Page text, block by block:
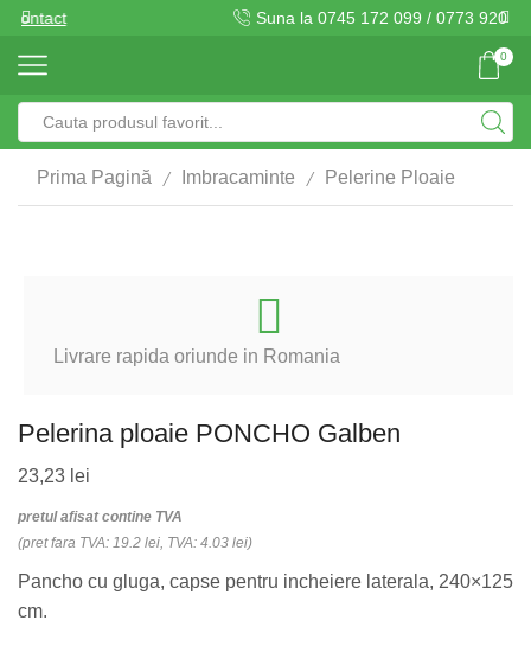
Suna la 0745 172 099 / 0773 920 337
0
input
Prima Pagină / Imbracaminte / Pelerine Ploaie
Livrare rapida oriunde in Romania
Pelerina ploaie PONCHO Galben
23,23 lei
pretul afisat contine TVA
(pret fara TVA: 19.2 lei, TVA: 4.03 lei)
Pancho cu gluga, capse pentru incheiere laterala, 240×125
cm.